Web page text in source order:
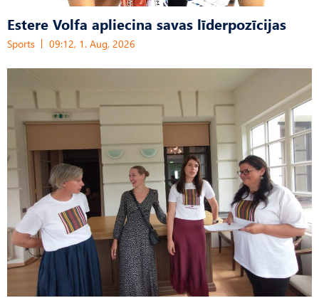
Estere Volfa apliecina savas līderpozīcijas
Sports 09:12, 1. Aug, 2026